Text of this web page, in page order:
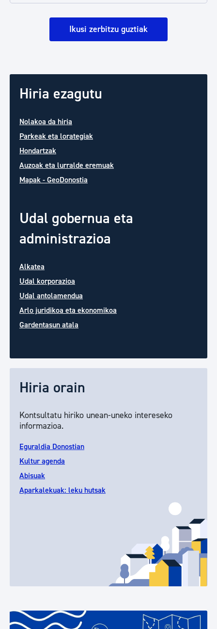
Ikusi zerbitzu guztiak
Hiria ezagutu
Nolakoa da hiria
Parkeak eta lorategiak
Hondartzak
Auzoak eta lurralde eremuak
Mapak - GeoDonostia
Udal gobernua eta
administrazioa
Alkatea
Udal korporazioa
Udal antolamendua
Arlo juridikoa eta ekonomikoa
Gardentasun atala
Hiria orain
Kontsultatu hiriko unean-uneko intereseko
informazioa.
Eguraldia Donostian
Kultur agenda
Abisuak
Aparkalekuak: leku hutsak